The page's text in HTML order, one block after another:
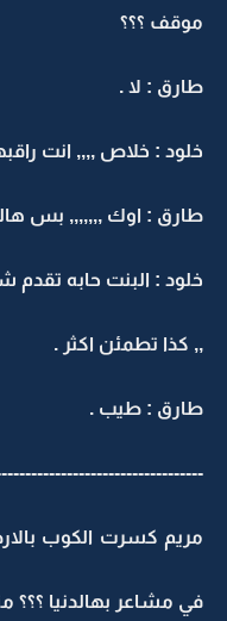
موقف ؟؟؟
طارق : لا .
خلود : خلاص ,,,, انت
طارق : اوك ,,,,,,, بس
خلود : البنت حابه تقدم
,, كذا تطمئن اكثر .
طارق : طيب .
مريم كسرت الكوب
في مشاعر بهالدنيا ؟؟؟